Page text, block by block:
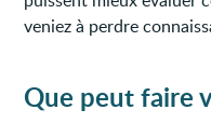
veniez à perdre
Que peut faire